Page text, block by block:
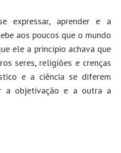
expressar, aprender e a
aos poucos que o mundo
ele a princípio achava que
seres, religiões e crenças
e a ciência se diferem
a objetivação e a outra a